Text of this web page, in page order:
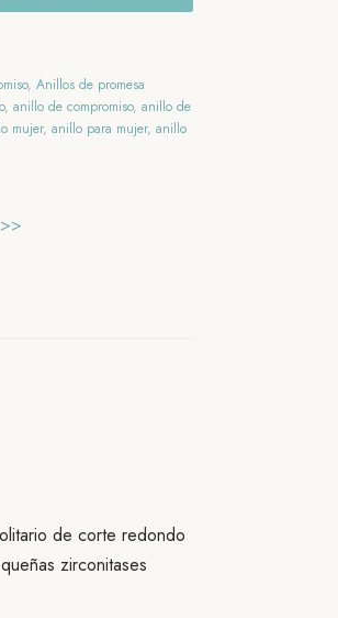
, Anillos de promesa
, anillo de compromiso, anillo de
mujer, anillo para mujer, anillo
de corte redondo
zirconitases